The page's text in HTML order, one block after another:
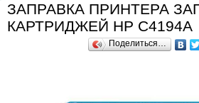
ЗАПРАВКА ПРИНТЕРА
КАРТРИДЖЕЙ HP C4194A
Поделиться…